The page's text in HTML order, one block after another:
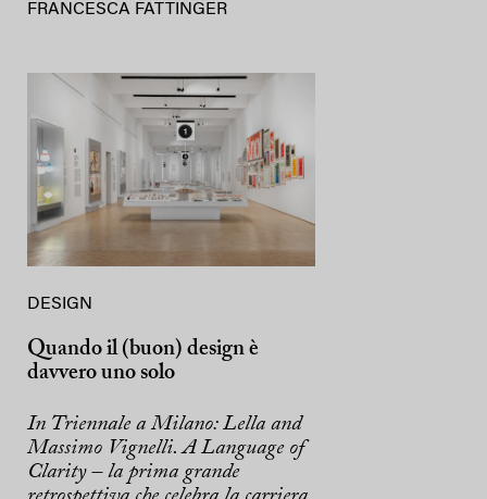
FRANCESCA FATTINGER
DESIGN
Quando il (buon) design è
davvero uno solo
In Triennale a Milano: Lella and
Massimo Vignelli. A Language of
Clarity – la prima grande